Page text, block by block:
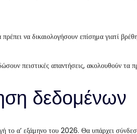
πρέπει να δικαιολογήσουν επίσημα γιατί
πειστικές απαντήσεις, ακολουθούν τα
δεδομένων
το α’ εξάμηνο του 2026. Θα υπάρχει